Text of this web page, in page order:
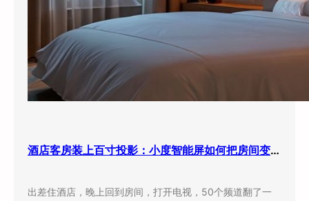
酒店客房装上百寸投影：小度智能屏如何把房间变成”第三空间”
出差住酒店，晚上回到房间，打开电视，50个频道翻了一